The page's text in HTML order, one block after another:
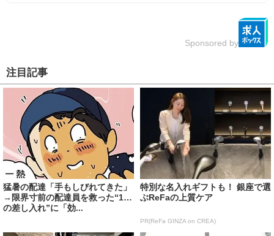
Sponsored by
注目記事
猛暑の配達「手もしびれてきた」
→限界寸前の配達員を救った“1つ
の差し入れ”に「効...
特別な名入れギフトも！ 銀座で選
ぶReFaの上質ケア
PR(ReFa GINZA on CREA)